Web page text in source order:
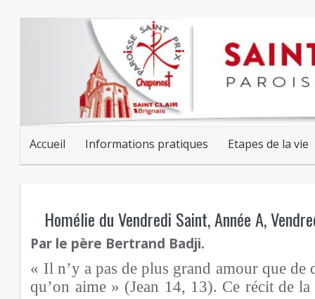
Accueil Informations pratiques Etapes de la vie
Homélie du Vendredi Saint, Année A,
Par le père Bertrand Badji.
« Il n’y a pas de plus grand amour que de
qu’on aime » (Jean 14, 13). Ce récit de